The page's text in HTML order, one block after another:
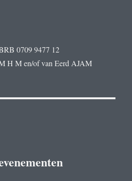
0709 9477 12
H M en/of van Eerd AJAM